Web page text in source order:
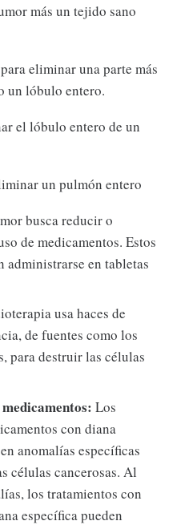
más un tejido sano
eliminar una parte más
un lóbulo entero.
el lóbulo entero de un
un pulmón entero
busca reducir o
de medicamentos. Estos
administrarse en tabletas
usa haces de
de fuentes como los
para destruir las células
Los
con diana
anomalías específicas
células cancerosas. Al
los tratamientos con
específica pueden